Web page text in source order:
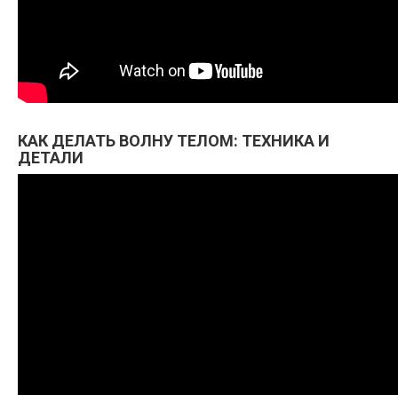
КАК ДЕЛАТЬ ВОЛНУ ТЕЛОМ: ТЕХНИКА И
ДЕТАЛИ